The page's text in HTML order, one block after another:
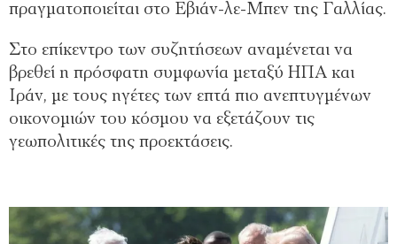
πραγματοποιείται στο Εβιάν-λε-Μπεν της Γαλλίας.
Στο επίκεντρο των συζητήσεων αναμένεται να
βρεθεί η πρόσφατη συμφωνία μεταξύ ΗΠΑ και
Ιράν, με τους ηγέτες των επτά πιο ανεπτυγμένων
οικονομιών του κόσμου να εξετάζουν τις
γεωπολιτικές της προεκτάσεις.